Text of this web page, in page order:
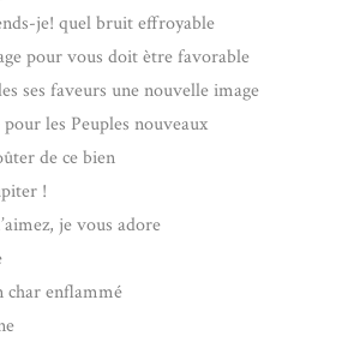
je! quel bruit effroyable
pour vous doit ètre favorable
ses faveurs une nouvelle image
les Peuples nouveaux
de ce bien
!
je vous adore
char enflammé